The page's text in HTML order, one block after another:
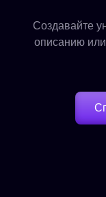
Создавайте
описанию